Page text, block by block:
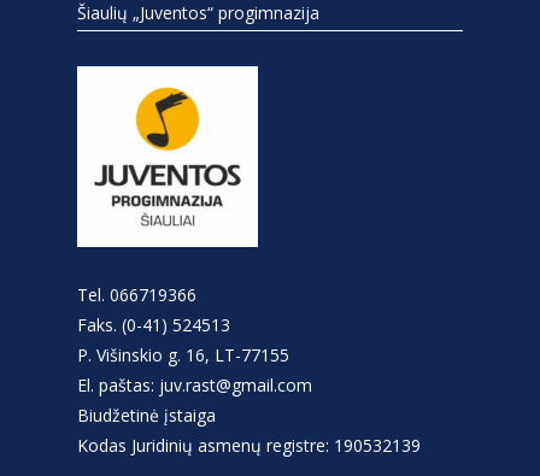
Šiaulių „Juventos“ progimnazija
Tel. 066719366
Faks. (0-41) 524513
P. Višinskio g. 16, LT-77155
El. paštas: juv.rast@gmail.com
Biudžetinė įstaiga
Kodas Juridinių asmenų registre: 190532139